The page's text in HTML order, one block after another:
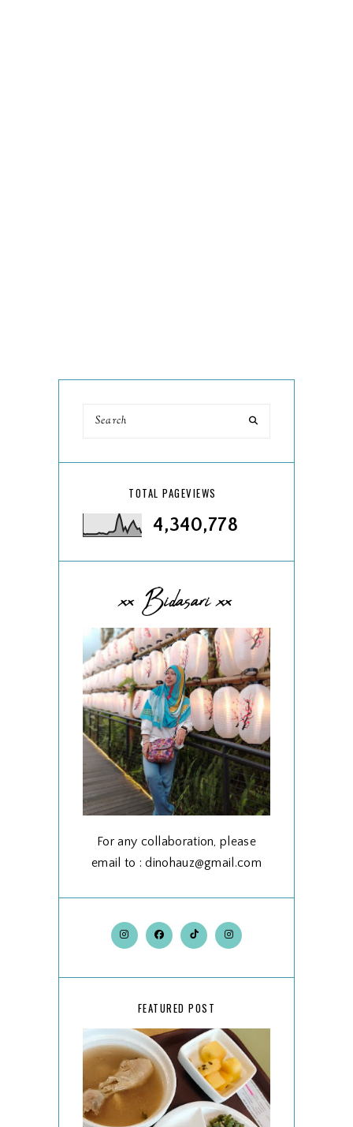
TOTAL PAGEVIEWS
4,340,778
xx Bidasari xx
For any collaboration, please
email to : dinohauz@gmail.com
FEATURED POST